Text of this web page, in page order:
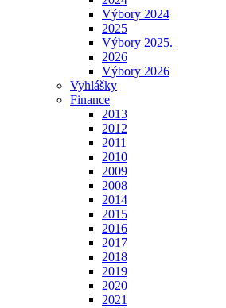
Výbory 2024
2025
Výbory 2025.
2026
Výbory 2026
Vyhlášky
Finance
2013
2012
2011
2010
2009
2008
2014
2015
2016
2017
2018
2019
2020
2021